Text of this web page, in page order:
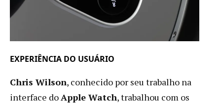
EXPERIÊNCIA DO USUÁRIO
Chris Wilson, conhecido por seu trabalho na
interface doApple Watch, trabalhou com os